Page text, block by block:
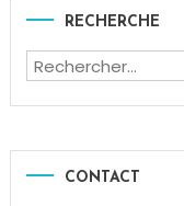
RECHERCHE
CONTACT